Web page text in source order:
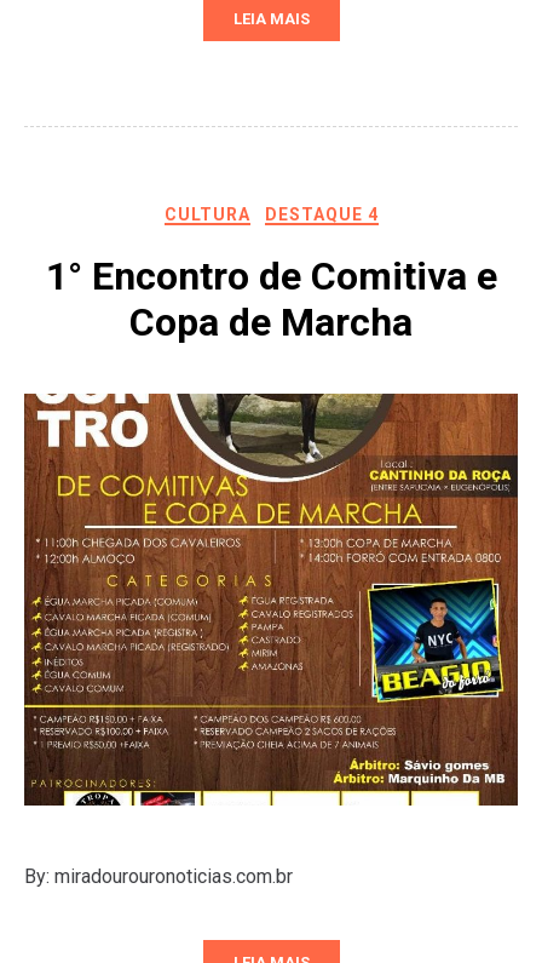
LEIA MAIS
CULTURA DESTAQUE 4
1° Encontro de Comitiva e
Copa de Marcha
By: miradourouronoticias.com.br